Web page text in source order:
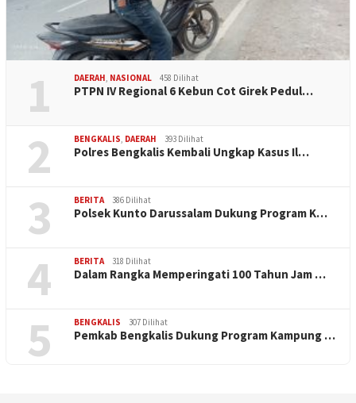
1 DAERAH, NASIONAL 458 Dilihat
PTPN IV Regional 6 Kebun Cot Girek Pedul…
2 BENGKALIS, DAERAH 393 Dilihat
Polres Bengkalis Kembali Ungkap Kasus Il…
3 BERITA 386 Dilihat
Polsek Kunto Darussalam Dukung Program K…
4 BERITA 318 Dilihat
Dalam Rangka Memperingati 100 Tahun Jam …
5 BENGKALIS 307 Dilihat
Pemkab Bengkalis Dukung Program Kampung …